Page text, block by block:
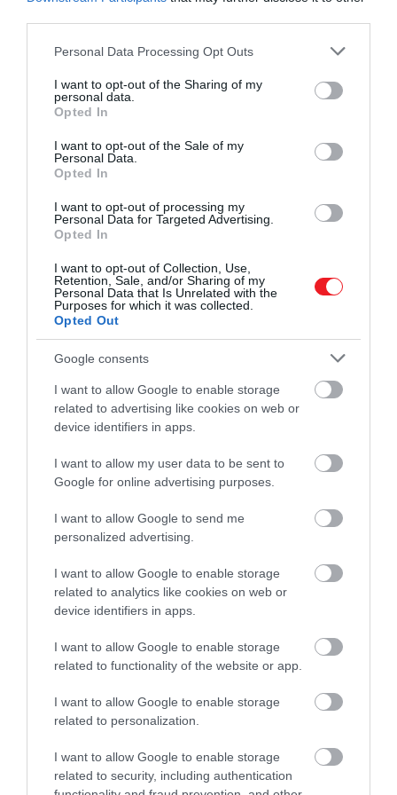
Please note that this website/app uses one or more Google
not limited to your visit or usage behaviour. You may click to
grant or deny consent to Google and its third-party tags to
use your data for below specified purposes in below Google
consent section.
Personal Data Processing Opt Outs
I want to opt-out of the Sharing of my
personal data.
Opted In
I want to opt-out of the Sale of my
Personal Data.
Opted In
I want to opt-out of processing my
Personal Data for Targeted Advertising.
Opted In
I want to opt-out of Collection, Use,
Retention, Sale, and/or Sharing of my
Personal Data that Is Unrelated with the
Purposes for which it was collected.
Opted Out
Google consents
I want to allow Google to enable storage
related to advertising like cookies on web or
device identifiers in apps.
I want to allow my user data to be sent to
Google for online advertising purposes.
I want to allow Google to send me
personalized advertising.
I want to allow Google to enable storage
related to analytics like cookies on web or
device identifiers in apps.
I want to allow Google to enable storage
related to functionality of the website or app.
I want to allow Google to enable storage
related to personalization.
I want to allow Google to enable storage
related to security, including authentication
— Shark Week
megállapítása az volt, hogy a kis cápák mozgásszervi
teljesítménye, vagyis az egyik helyről a másikra való
fejlődésük során. A kutatók, hogy kiderítsék, mitől
képesek az epaulette cápák a vízben úszni és a
szárazföldön járni, a fejlődés különböző
stádiumaiban lévő epaulette bébiket vizsgálták, és
megállapították, hogy még akkor is, amikor a
újszülöttnek nevezett kicsikből fiatal egyedek
lettek, és testük megérett, továbbra is
következetesen ugyanúgy járkáltak.
Ez azért volt meglepő, mert - mint a kutatók
sajtóközleményükben megjegyzik - a csecsemők
pocakja a táplálékot adó sárgatestzsák miatt
domborodik ki, amelyet elveszítenek, amint elég
Még sok tanulmányoznivaló van - de ez segíthet
feltárni annak titkait, hogy a kis állatok hogyan
birkóznak meg nemcsak a ragadozókkal, hanem az
amilyeneket a klímaváltozás idéz elő.
(Forrás:Futurism ) Nyitókép: Unsplash/David Clode
ÁLLAT ÁLLATFAJ FAJ